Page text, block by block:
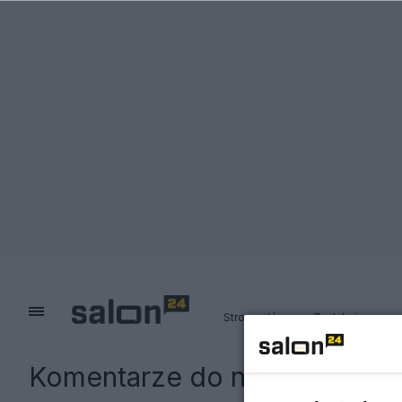
Strona główna Redakcja
Komentarze do notki: